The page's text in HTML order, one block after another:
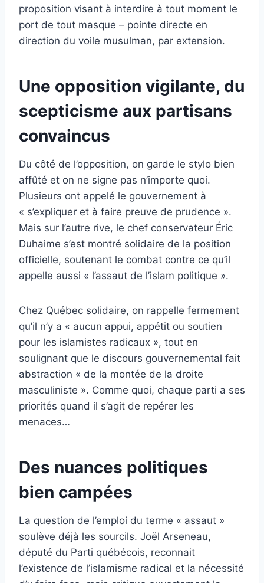
proposition visant à interdire à tout moment le
port de tout masque – pointe directe en
direction du voile musulman, par extension.
Une opposition vigilante, du
scepticisme aux partisans
convaincus
Du côté de l’opposition, on garde le stylo bien
affûté et on ne signe pas n’importe quoi.
Plusieurs ont appelé le gouvernement à
« s’expliquer et à faire preuve de prudence ».
Mais sur l’autre rive, le chef conservateur Éric
Duhaime s’est montré solidaire de la position
officielle, soutenant le combat contre ce qu’il
appelle aussi « l’assaut de l’islam politique ».
Chez Québec solidaire, on rappelle fermement
qu’il n’y a « aucun appui, appétit ou soutien
pour les islamistes radicaux », tout en
soulignant que le discours gouvernemental fait
abstraction « de la montée de la droite
masculiniste ». Comme quoi, chaque parti a ses
priorités quand il s’agit de repérer les
menaces…
Des nuances politiques
bien campées
La question de l’emploi du terme « assaut »
soulève déjà les sourcils. Joël Arseneau,
député du Parti québécois, reconnait
l’existence de l’islamisme radical et la nécessité